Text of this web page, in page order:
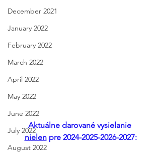
December 2021
January 2022
February 2022
March 2022
April 2022
May 2022
June 2022
July 2022
August 2022
Aktuálne darované vysielanie
nielen pre 2024-2025-2026-2027: